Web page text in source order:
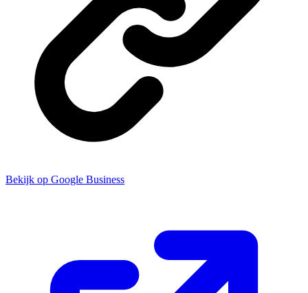
Bekijk op Google Business